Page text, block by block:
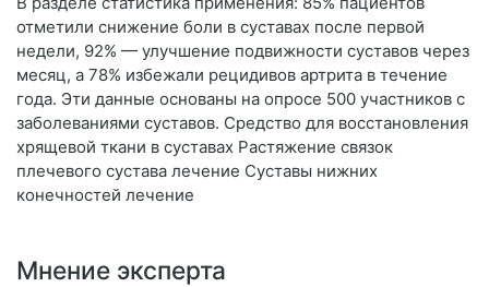
отметили снижение боли в суставах после первой
недели, 92% — улучшение подвижности суставов через
месяц, а 78% избежали рецидивов артрита в течение
года. Эти данные основаны на опросе 500 участников с
заболеваниями суставов. Средство для восстановления
хрящевой ткани в суставах Растяжение связок
плечевого сустава лечение Суставы нижних
конечностей лечение
Мнение эксперта